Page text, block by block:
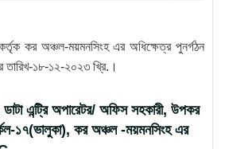
কর অঞ্চল-ময়মনসিংহ এর অধিক্ষেত্র পুনর্গঠন
১৮-১২-২০২৩ খ্রি.।
ডাটা এন্ট্রি অপারেটর/ অফিস সহকারী, উপকর
১৭(ভালুকা), কর অঞ্চল -ময়মনসিংহ এর